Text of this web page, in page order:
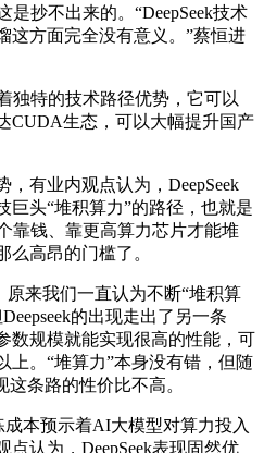
是抄不出来的。“DeepSeek技术
这方面完全没有意义。”蔡恒进
特的技术路径优势，它可以
CUDA生态，可以大幅提升国产
有业内观点认为，DeepSeek
巨头“堆积算力”的路径，也就是
靠钱、靠更高算力芯片才能堆
么高昂的门槛了。
来我们一直认为不断“堆积算
的出现走出了另一条
数规模就能实现很高的性能，可
上。“堆算力”本身没有错，但随
这条路的性价比不高。
本预示着AI大模型对算力投入
认为，DeepSeek表现固然优